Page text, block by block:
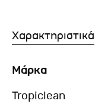
Χαρακτηριστικά
Μάρκα
Tropiclean